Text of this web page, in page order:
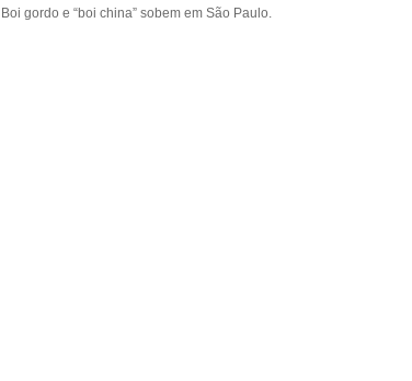
Boi gordo e “boi china” sobem em São Paulo.